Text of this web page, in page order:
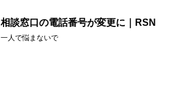
相談窓口の電話番号が変更に｜RSN
一人で悩まないで